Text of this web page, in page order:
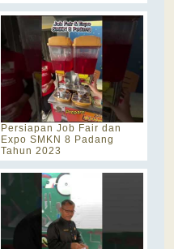
Persiapan Job Fair dan
Expo SMKN 8 Padang
Tahun 2023